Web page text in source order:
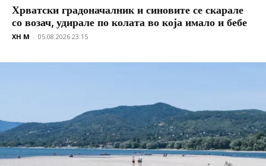
Хрватски градоначалник и синовите се скарале
со возач, удирале по колата во која имало и бебе
XH M - 05.08.2026 23:15